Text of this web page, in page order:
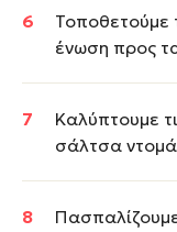
Τοποθετούμε
ένωση προς
Καλύπτουμε
σάλτσα